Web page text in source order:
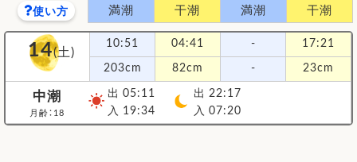
使い方 満潮 干潮 満潮 干潮
14(土) 10:51 04:41 -
17:21
203cm
82cm - 23cm
中潮
月齢：18
出 05:11
入 19:34
出 22:17
入 07:20